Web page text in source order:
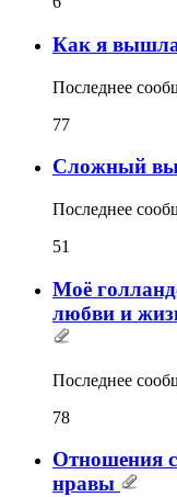
Как я
Последнее
77
Сложный
Последнее
51
Моё
любви и
Последнее
78
Отношения
нравы